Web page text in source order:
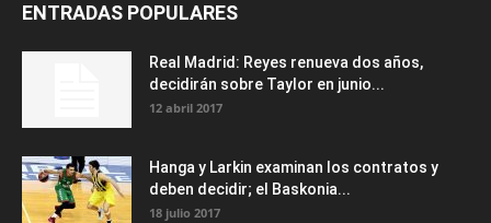
ENTRADAS POPULARES
Real Madrid: Reyes renueva dos años,
decidirán sobre Taylor en junio...
12 abril 2017
Hanga y Larkin examinan los contratos y
deben decidir; el Baskonia...
18 julio 2017